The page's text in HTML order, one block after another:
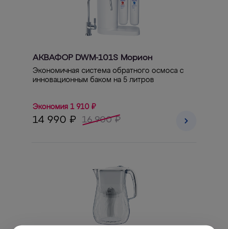
АКВАФОР DWM-101S Морион
Экономичная система обратного осмоса с
инновационным баком на 5 литров
Экономия 1 910 ₽
14 990 ₽ 16 900 ₽